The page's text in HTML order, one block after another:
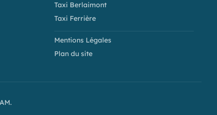
Taxi Berlaimont
Taxi Ferrière
Mentions Légales
Plan du site